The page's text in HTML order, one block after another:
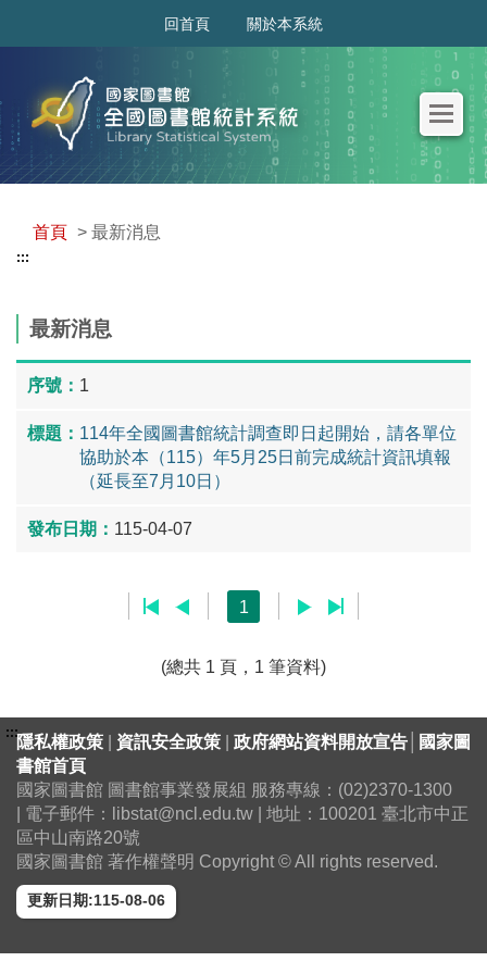
回首頁 關於本系統
首頁 > 最新消息
:::
最新消息
1
114年全國圖書館統計調查即日起開始，請各單位
協助於本（115）年5月25日前完成統計資訊填報
（延長至7月10日）
115-04-07
1
(總共 1 頁，1 筆資料)
:::隱私權政策 資訊安全政策 政府網站資料開放宣告
國家圖
書館首頁
國家圖書館 圖書館事業發展組 服務專線：(02)2370-1300
| 電子郵件：libstat@ncl.edu.tw | 地址：100201 臺北市中正
區中山南路20號
國家圖書館 著作權聲明 Copyright © All rights reserved.
更新日期:115-08-06